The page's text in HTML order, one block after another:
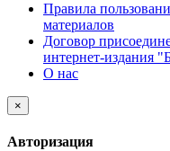
Правила
материалов
Договор
интернет-издания
О нас
×
Авторизация